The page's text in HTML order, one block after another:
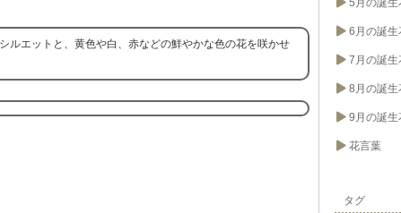
ルエットと、黄色や白、赤などの鮮やかな色の花を咲かせ
5月の誕生
6月の誕生
7月の誕生
8月の誕生
9月の誕生
花言葉
タグ